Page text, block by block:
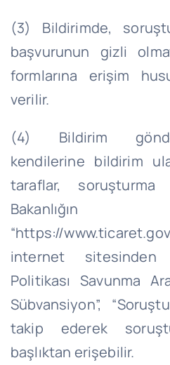
(3) Bildirimde,
başvurunun gizli
formlarına erişim
verilir.
(4) Bildirim
kendilerine bildirim
taraflar,
Bakanlığın
“https://
internet sitesinden
Politikası Savunma
Sübvansiyon”,
takip ederek
başlıktan erişebilir.